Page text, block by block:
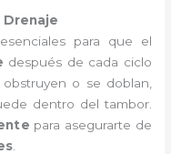
Drenaje
para que el
después de cada ciclo
o se doblan,
dentro del tambor.
para asegurarte de